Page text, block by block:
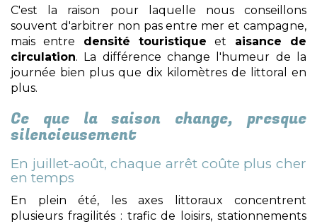
C'est la raison pour laquelle nous conseillons
souvent d'arbitrer non pas entre mer et campagne,
mais entre densité touristique et aisance de
circulation. La différence change l'humeur de la
journée bien plus que dix kilomètres de littoral en
plus.
Ce que la saison change, presque
silencieusement
En juillet-août, chaque arrêt coûte plus cher
en temps
En plein été, les axes littoraux concentrent
plusieurs fragilités : trafic de loisirs, stationnements